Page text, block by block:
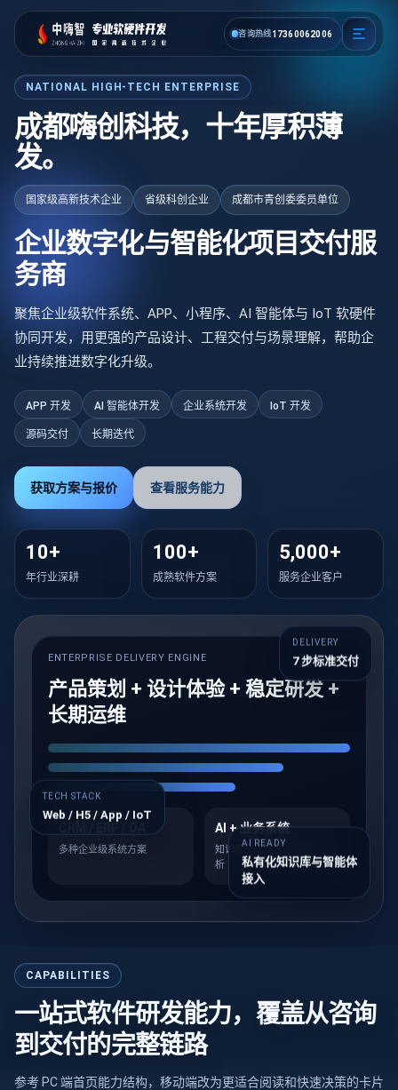
成都嗨创科技企业级软件开发
咨询热线 17360062006
NATIONAL HIGH-TECH ENTERPRISE
成都嗨创科技，十年厚积薄
发。
国家级高新技术企业 省级科创企业 成都市青创委委员单位
企业数字化与智能化项目交付服
务商
聚焦企业级软件系统、APP、小程序、AI 智能体与 IoT 软硬件
协同开发，用更强的产品设计、工程交付与场景理解，帮助企
业持续推进数字化升级。
APP 开发 AI 智能体开发 企业系统开发 IoT 开发
源码交付 长期迭代
获取方案与报价 查看服务能力
10+
年行业深耕
100+
成熟软件方案
5,000+
服务企业客户
ENTERPRISE DELIVERY ENGINE RUNNING
产品策划 + 设计体验 + 稳定研发 +
长期运维
多种企业级系统方案
AI + 业务系统
知识库、工作流、客服、分
析
DELIVERY
7 步标准交付
TECH STACK
Web / H5 / App / IoT
AI READY
私有化知识库与智能体
接入
CAPABILITIES
一站式软件研发能力，覆盖从咨询
到交付的完整链路
参考 PC 端首页能力结构，移动端改为更适合阅读和快速决策的卡片